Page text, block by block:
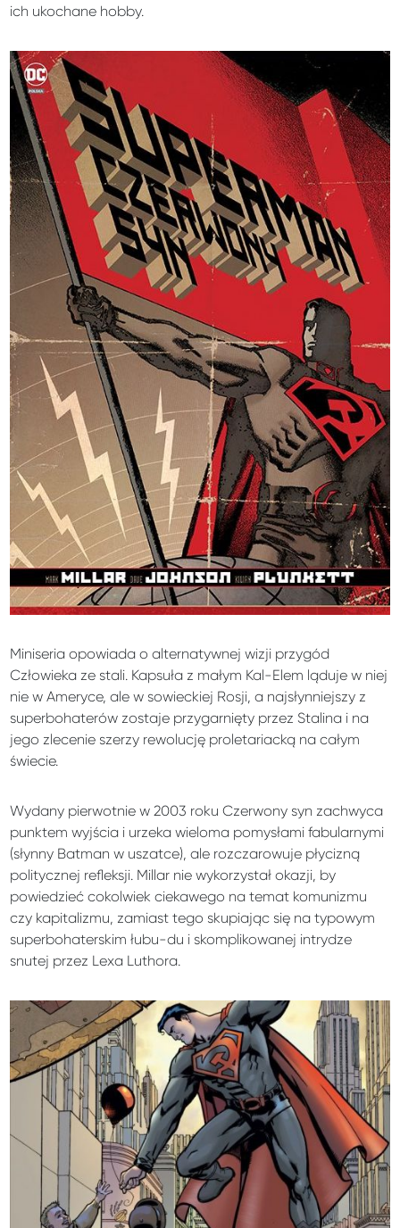
ich ukochane hobby.
Miniseria opowiada o alternatywnej wizji przygód
Człowieka ze stali. Kapsuła z małym Kal-Elem ląduje w niej
nie w Ameryce, ale w sowieckiej Rosji, a najsłynniejszy z
superbohaterów zostaje przygarnięty przez Stalina i na
jego zlecenie szerzy rewolucję proletariacką na całym
świecie.
Wydany pierwotnie w 2003 roku Czerwony syn zachwyca
punktem wyjścia i urzeka wieloma pomysłami fabularnymi
(słynny Batman w uszatce), ale rozczarowuje płycizną
politycznej refleksji. Millar nie wykorzystał okazji, by
powiedzieć cokolwiek ciekawego na temat komunizmu
czy kapitalizmu, zamiast tego skupiając się na typowym
superbohaterskim łubu-du i skomplikowanej intrydze
snutej przez Lexa Luthora.